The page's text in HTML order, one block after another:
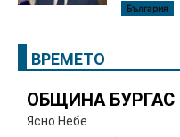
България
ВРЕМЕТО
ОБЩИНА БУРГАС
Ясно Небе